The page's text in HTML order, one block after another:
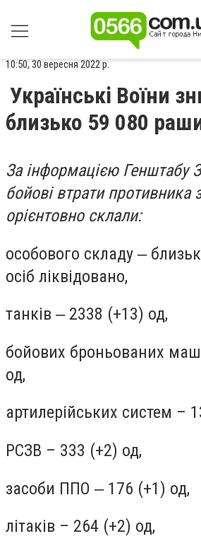
10:50, 30 вересня 2022 р.
Українські Воїни
близько 59 080
За інформацією Генштабу
бойові втрати противника
орієнтовно склали:
особового складу ‒
осіб ліквідовано,
танків ‒ 2338 (+13) од,
бойових броньованих
од,
артилерійських систем –
РСЗВ – 333 (+2) од,
засоби ППО ‒ 176 (+1) од,
літаків – 264 (+2) од,